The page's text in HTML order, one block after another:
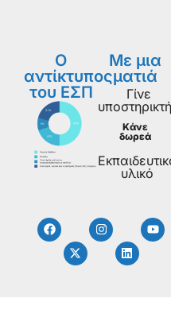
Ο
αντίκτυπος
του ΕΣΠ
Με μια
ματιά
Γίνε
Κάνε
δωρεά
υλικό